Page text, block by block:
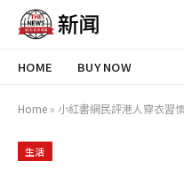
HOME BUY NOW
Home » 小紅書網民評港人穿衣習慣「喜歡
生活